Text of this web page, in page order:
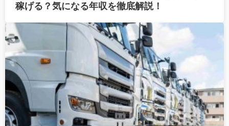
稼げる？気になる年収を徹底解説！